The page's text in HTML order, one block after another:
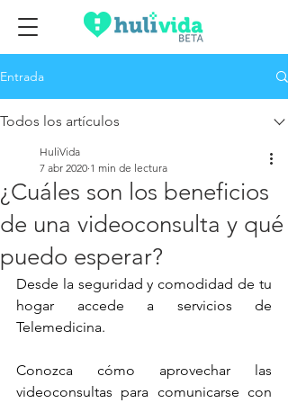
Entrada
Todos los artículos
¿Cuáles son los beneficios
de una videoconsulta y qué
puedo esperar?
HuliVida
7 abr 2020 1 min de lectura
Desde la seguridad y comodidad de tu
hogar accede a servicios de
Telemedicina.
Conozca cómo aprovechar las
videoconsultas para comunicarse con